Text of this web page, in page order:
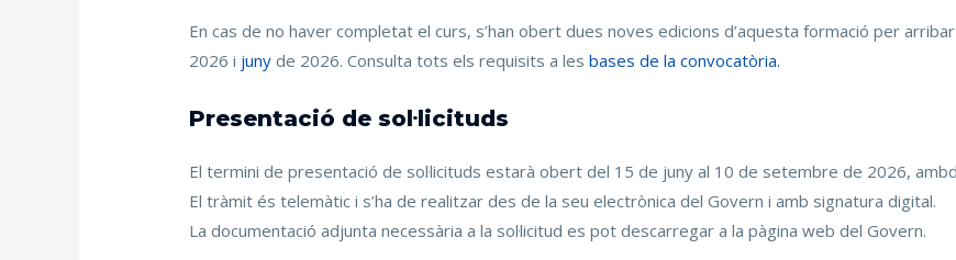
En cas de no haver completat el curs, s’han obert dues noves edicions d’aquesta formació per
2026 i juny de 2026. Consulta tots els requisits a lesbases de la convocatòria.
Presentació de sol·licituds
El termini de presentació de sol·licituds estarà obert del 15 de juny al 10 de setembre de 2026,
El tràmit és telemàtic i s’ha de realitzar des de la seu electrònica del Govern i amb signatura digital.
La documentació adjunta necessària a la sol·licitud es pot descarregar a la pàgina web del Govern.